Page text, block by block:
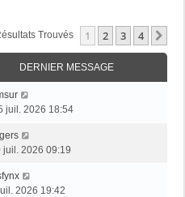
Trouvés 1 2 3 4
DERNIER MESSAGE
juil. 2026 18:54
juil. 2026 09:19
2026 19:42